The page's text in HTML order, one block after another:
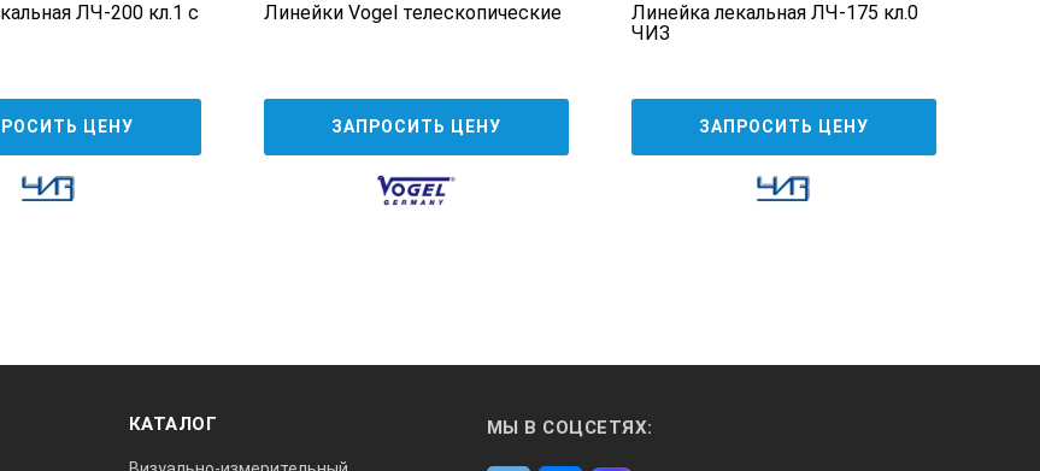
ЛЧ-200 кл.1 с
ЦЕНУ
Линейки Vogel телескопические
ЗАПРОСИТЬ ЦЕНУ
Линейка лекальная ЛЧ-175 кл.0
ЧИЗ
ЗАПРОСИТЬ ЦЕНУ
КАТАЛОГ МЫ В СОЦСЕТЯХ: